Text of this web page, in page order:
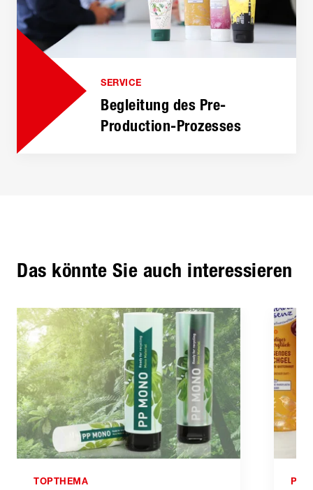
SERVICE
Begleitung des Pre-
Production-Prozesses
Das könnte Sie auch interessieren
TOPTHEMA